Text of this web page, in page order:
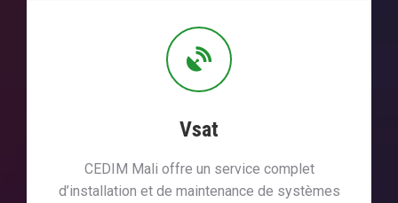
Vsat
CEDIM Mali offre un service complet
d’installation et de maintenance de systèmes